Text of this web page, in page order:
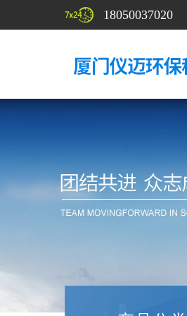
18050037020